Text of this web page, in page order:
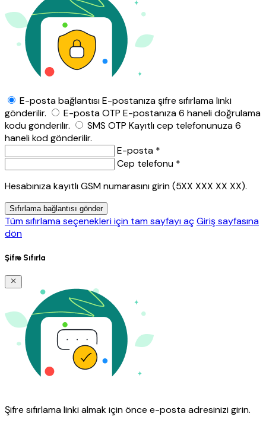
E-posta bağlantısıE-postanıza şifre sıfırlama linki
gönderilir.
E-posta OTP E-postanıza 6 haneli doğrulama
kodu gönderilir.
SMS OTP Kayıtlı cep telefonunuza 6
haneli kod gönderilir.
E-posta *
Cep telefonu *
Hesabınıza kayıtlı GSM numarasını girin (5XX XXX XX XX).
Sıfırlama bağlantısı gönder
Tüm sıfırlama seçenekleri için tam sayfayı açGiriş sayfasına
dön
Şifre Sıfırla
Şifre sıfırlama linki almak için önce e-posta adresinizi girin.